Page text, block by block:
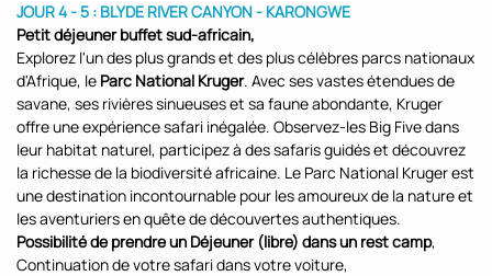
JOUR 4 - 5 : BLYDE RIVER CANYON - KARONGWE
Petit déjeuner buffetsud-africain,
Explorez l'un des plus grands et des plus célèbres parcs nationaux
d'Afrique, le Parc National Kruger. Avec ses vastes étendues de
savane, ses rivières sinueuses et sa faune abondante, Kruger
offre une expérience safari inégalée. Observez-les Big Five dans
leur habitat naturel, participez à des safaris guidés et découvrez
la richesse de la biodiversité africaine. Le Parc National Kruger est
une destination incontournable pour les amoureux de la nature et
les aventuriers en quête de découvertes authentiques.
Possibilité de prendre un Déjeuner (libre) dans un rest camp,
Continuation de votre safari dans votre voiture,